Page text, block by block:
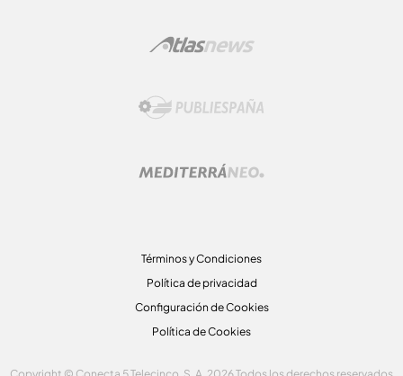
Términos y Condiciones
Política de privacidad
Configuración de Cookies
Política de Cookies